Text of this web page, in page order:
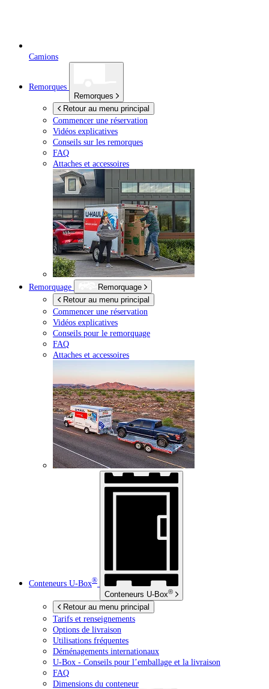
Camions
Remorques
Remorques
Retour au menu principal
Commencer une réservation
Vidéos explicatives
Conseils sur les remorques
FAQ
Attaches et accessoires
Remorquage
Remorquage
Retour au menu principal
Commencer une réservation
Vidéos explicatives
Conseils pour le remorquage
FAQ
Attaches et accessoires
Conteneurs U-Box®
Conteneurs U-Box®
Retour au menu principal
Tarifs et renseignements
Options de livraison
Utilisations fréquentes
Déménagements internationaux
U-Box - Conseils pour l’emballage et la livraison
FAQ
Dimensions du conteneur